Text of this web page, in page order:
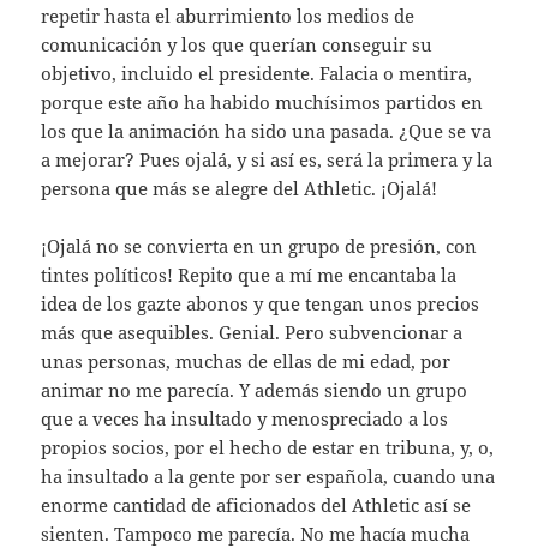
repetir hasta el aburrimiento los medios de
comunicación y los que querían conseguir su
objetivo, incluido el presidente. Falacia o mentira,
porque este año ha habido muchísimos partidos en
los que la animación ha sido una pasada. ¿Que se va
a mejorar? Pues ojalá, y si así es, será la primera y la
persona que más se alegre del Athletic. ¡Ojalá!
¡Ojalá no se convierta en un grupo de presión, con
tintes políticos! Repito que a mí me encantaba la
idea de los gazte abonos y que tengan unos precios
más que asequibles. Genial. Pero subvencionar a
unas personas, muchas de ellas de mi edad, por
animar no me parecía. Y además siendo un grupo
que a veces ha insultado y menospreciado a los
propios socios, por el hecho de estar en tribuna, y, o,
ha insultado a la gente por ser española, cuando una
enorme cantidad de aficionados del Athletic así se
sienten. Tampoco me parecía. No me hacía mucha